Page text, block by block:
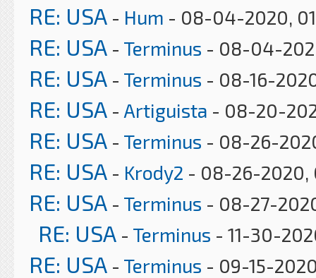
RE: USA - Hum - 08-04-2020,
RE: USA - Terminus - 08-04-
RE: USA - Terminus - 08-16-
RE: USA - Artiguista - 08-20-
RE: USA - Terminus - 08-26-
RE: USA - Krody2 - 08-26-2020,
RE: USA - Terminus - 08-27-
RE: USA - Terminus - 11-30-
RE: USA - Terminus - 09-15-